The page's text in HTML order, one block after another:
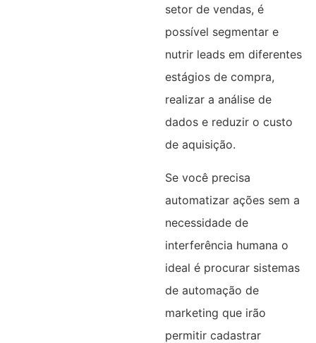
setor de vendas, é
possível segmentar e
nutrir leads em diferentes
estágios de compra,
realizar a análise de
dados e reduzir o custo
de aquisição.
Se você precisa
automatizar ações sem a
necessidade de
interferência humana o
ideal é procurar sistemas
de automação de
marketing que irão
permitir cadastrar